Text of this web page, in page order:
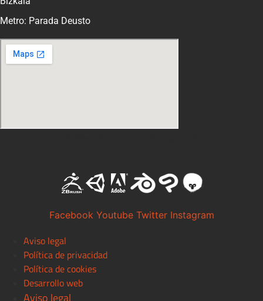
Metro: Parada Deusto
Facebook Youtube Twitter Instagram
Aviso legal
Política de privacidad
Política de cookies
Desarrollo web
Aviso legal